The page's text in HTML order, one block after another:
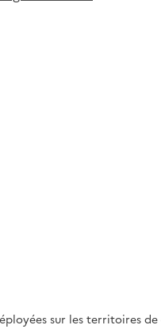
sur les territoires